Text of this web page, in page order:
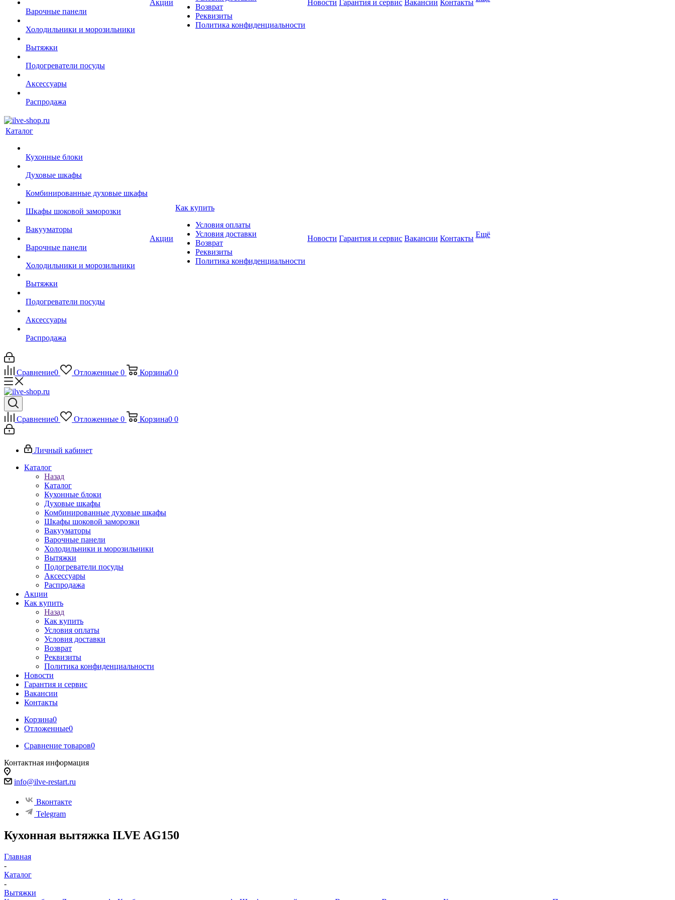
Варочные панели
Холодильники и морозильники
Вытяжки
Подогреватели посуды
Аксессуары
Распродажа
Акции
Возврат
Реквизиты
Политика конфиденциальности
Новости Гарантия и сервис Вакансии Контакты
Каталог
Кухонные блоки
Духовые шкафы
Комбинированные духовые шкафы
Шкафы шоковой заморозки
Вакууматоры
Варочные панели
Холодильники и морозильники
Вытяжки
Подогреватели посуды
Аксессуары
Распродажа
Акции
Как купить
Условия оплаты
Условия доставки
Возврат
Реквизиты
Политика конфиденциальности
Новости Гарантия и сервис Вакансии Контакты Ещё
Сравнение0 Отложенные 0 Корзина0 0
Сравнение0 Отложенные 0 Корзина0 0
Личный кабинет
Каталог
Назад
Каталог
Кухонные блоки
Духовые шкафы
Комбинированные духовые шкафы
Шкафы шоковой заморозки
Вакууматоры
Варочные панели
Холодильники и морозильники
Вытяжки
Подогреватели посуды
Аксессуары
Распродажа
Акции
Как купить
Назад
Как купить
Условия оплаты
Условия доставки
Возврат
Реквизиты
Политика конфиденциальности
Новости
Гарантия и сервис
Вакансии
Контакты
Корзина0
Отложенные0
Сравнение товаров0
Контактная информация
info@ilve-restart.ru
Вконтакте
Telegram
Кухонная вытяжка ILVE AG150
Главная
-
Каталог
-
Вытяжки